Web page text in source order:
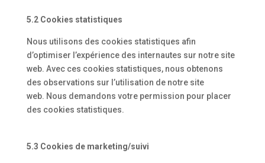
5.2 Cookies statistiques
Nous utilisons des cookies statistiques afin
d’optimiser l’expérience des internautes sur notre site
web. Avec ces cookies statistiques, nous obtenons
des observations sur l’utilisation de notre site
web. Nous demandons votre permission pour placer
des cookies statistiques.
5.3 Cookies de marketing/suivi